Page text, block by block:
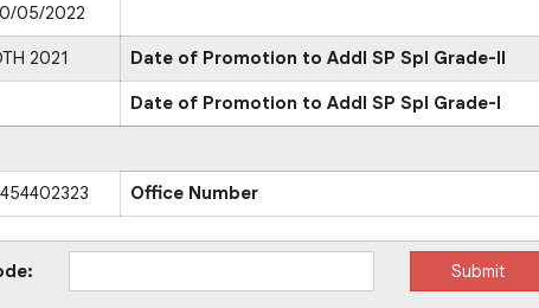
05/2022
2021 Date of Promotion to Addl SP Spl Grade-II
Date of Promotion to Addl SP Spl Grade-I
Office Number